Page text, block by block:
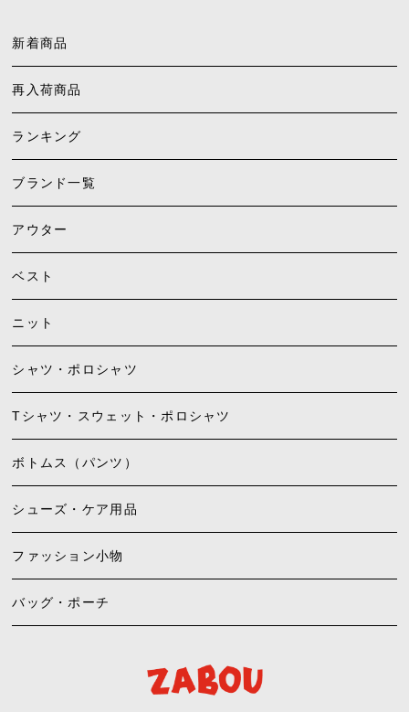
新着商品
再入荷商品
ランキング
ブランド一覧
アウター
ベスト
ニット
シャツ・ポロシャツ
Tシャツ・スウェット・ポロシャツ
ボトムス（パンツ）
シューズ・ケア用品
ファッション小物
バッグ・ポーチ